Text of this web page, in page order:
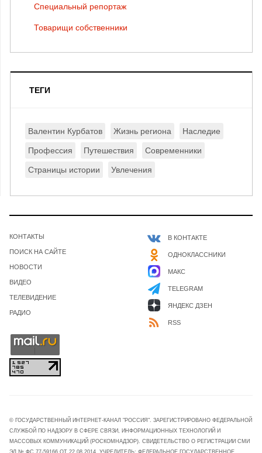
Специальный репортаж
Товарищи собственники
ТЕГИ
Валентин Курбатов Жизнь региона Наследие
Профессия Путешествия Современники
Страницы истории Увлечения
КОНТАКТЫ
ПОИСК НА САЙТЕ
НОВОСТИ
ВИДЕО
ТЕЛЕВИДЕНИЕ
РАДИО
В КОНТАКТЕ
ОДНОКЛАССНИКИ
МАКС
TELEGRAM
ЯНДЕКС ДЗЕН
RSS
© ГОСУДАРСТВЕННЫЙ ИНТЕРНЕТ-КАНАЛ "РОССИЯ". ЗАРЕГИСТРИРОВАНО ФЕДЕРАЛЬНОЙ
СЛУЖБОЙ ПО НАДЗОРУ В СФЕРЕ СВЯЗИ, ИНФОРМАЦИОННЫХ ТЕХНОЛОГИЙ И
МАССОВЫХ КОММУНИКАЦИЙ (РОСКОМНАДЗОР). СВИДЕТЕЛЬСТВО О РЕГИСТРАЦИИ СМИ